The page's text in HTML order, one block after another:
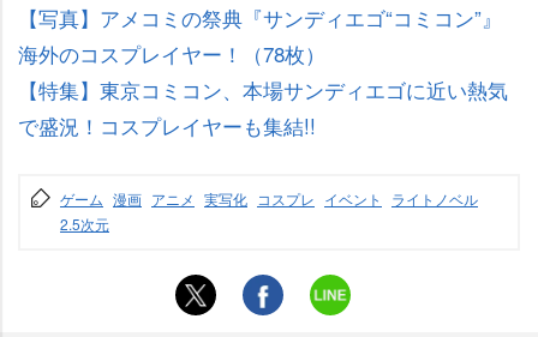
【写真】アメコミの祭典『サンディエゴ“コミコン”』
海外のコスプレイヤー！（78枚）
【特集】東京コミコン、本場サンディエゴに近い熱気
で盛況！コスプレイヤーも集結!!
ゲーム 漫画 アニメ 実写化 コスプレ イベント
ライトノベル
2.5次元